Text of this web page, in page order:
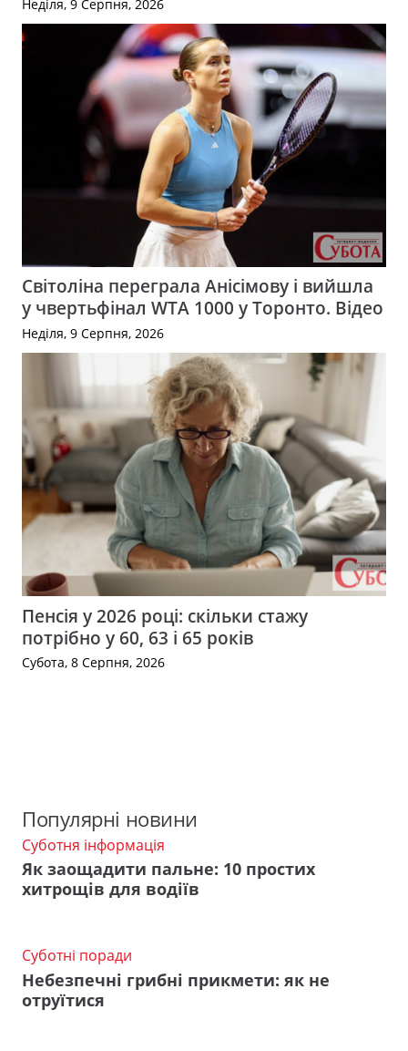
Неділя, 9 Серпня, 2026
Світоліна переграла Анісімову і вийшла
у чвертьфінал WTA 1000 у Торонто. Відео
Неділя, 9 Серпня, 2026
Пенсія у 2026 році: скільки стажу
потрібно у 60, 63 і 65 років
Субота, 8 Серпня, 2026
Популярні новини
Суботня інформація
Як заощадити пальне: 10 простих
хитрощів для водіїв
Суботні поради
Небезпечні грибні прикмети: як не
отруїтися